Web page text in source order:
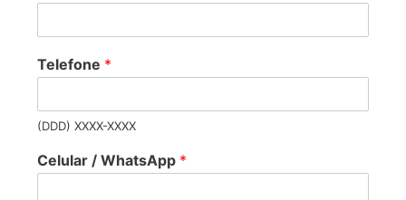
Telefone *
(DDD) XXXX-XXXX
Celular / WhatsApp *